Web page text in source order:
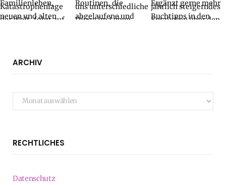
ARCHIV
Archiv
RECHTLICHES
Datenschutz